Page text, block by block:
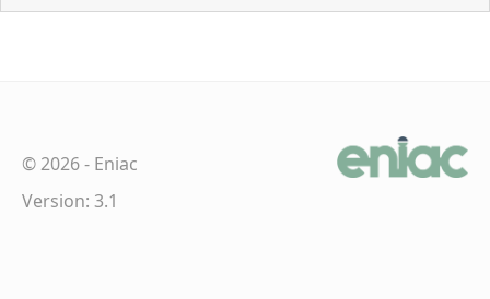
©2026- Eniac
Version: 3.1